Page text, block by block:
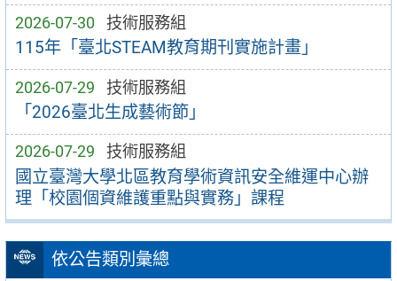
2026-07-30 技術服務組
115年「臺北STEAM教育期刊實施計畫」
2026-07-29 技術服務組
「2026臺北生成藝術節」
2026-07-29 技術服務組
國立臺灣大學北區教育學術資訊安全維運中心辦
理「校園個資維護重點與實務」課程
依公告類別彙總